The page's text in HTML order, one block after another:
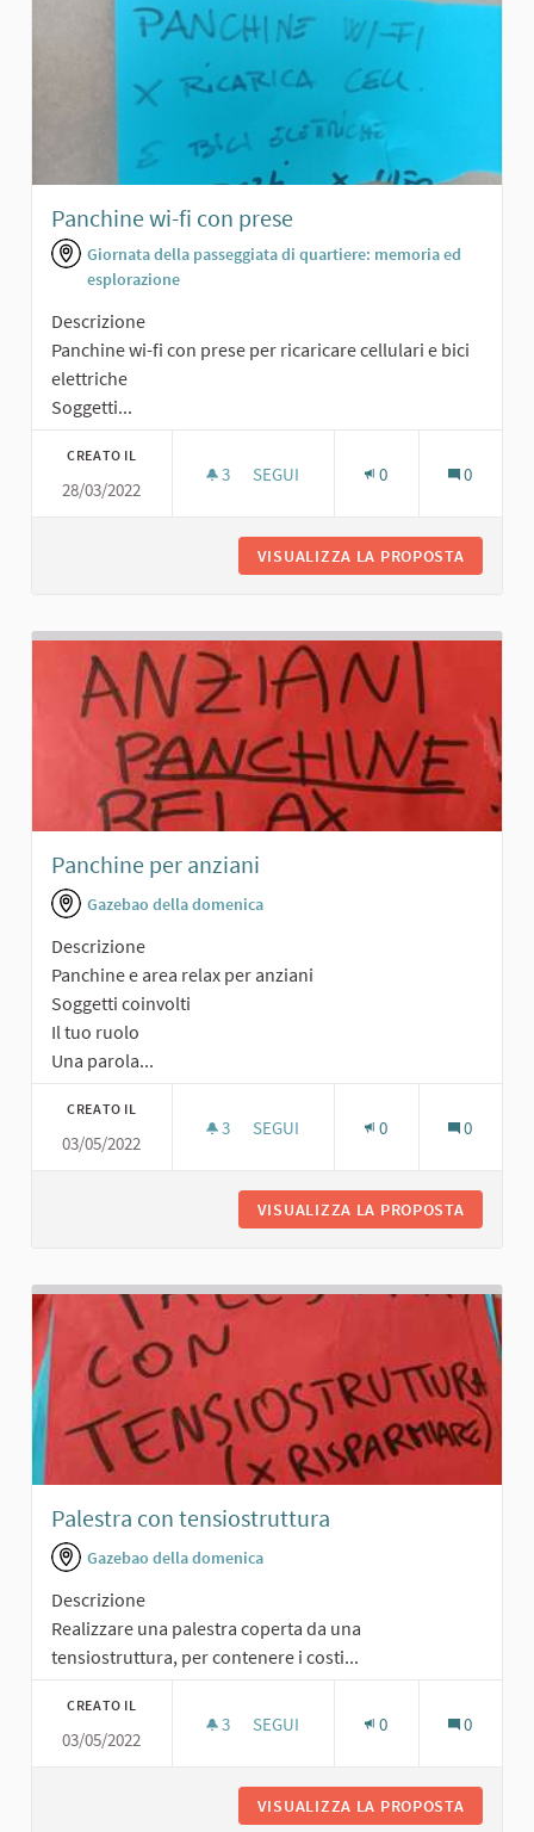
Panchine wi-fi con prese
Giornata della passeggiata di quartiere: memoria ed
esplorazione
Descrizione
Panchine wi-fi con prese per ricaricare cellulari e bici
elettriche
Soggetti...
CREATO IL
28/03/2022
3 3 SOSTENITORI
SEGUI 0 0
VISUALIZZA LA PROPOSTA
Panchine per anziani
Gazebao della domenica
Descrizione
Panchine e area relax per anziani
Soggetti coinvolti
Il tuo ruolo
Una parola...
CREATO IL
03/05/2022
3 3 SOSTENITORI
SEGUI 0 0
VISUALIZZA LA PROPOSTA
Palestra con tensiostruttura
Gazebao della domenica
Descrizione
Realizzare una palestra coperta da una
tensiostruttura, per contenere i costi...
CREATO IL
03/05/2022
3 3 SOSTENITORI
SEGUI 0 0
VISUALIZZA LA PROPOSTA